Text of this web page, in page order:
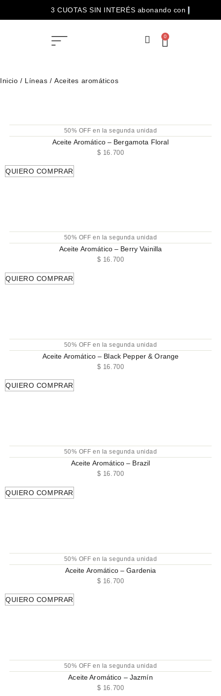
3 CUOTAS SIN INTERÉS abonando con
0
Inicio / Líneas / Aceites aromáticos
50% OFF en la segunda unidad
Aceite Aromático – Bergamota Floral
$ 16.700
QUIERO COMPRAR
50% OFF en la segunda unidad
Aceite Aromático – Berry Vainilla
$ 16.700
QUIERO COMPRAR
50% OFF en la segunda unidad
Aceite Aromático – Black Pepper & Orange
$ 16.700
QUIERO COMPRAR
50% OFF en la segunda unidad
Aceite Aromático – Brazil
$ 16.700
QUIERO COMPRAR
50% OFF en la segunda unidad
Aceite Aromático – Gardenia
$ 16.700
QUIERO COMPRAR
50% OFF en la segunda unidad
Aceite Aromático – Jazmín
$ 16.700